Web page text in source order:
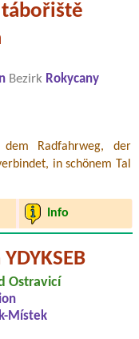
Bezirk Rokycany
Radfahrweg, der
in schönem Tal
Info
Ostravicí
Místek